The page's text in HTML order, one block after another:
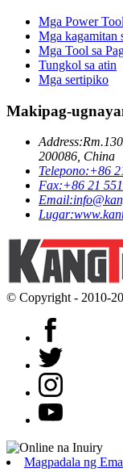
Mga Power Tool
Mga kagamitan
Mga Tool sa
Tungkol sa atin
Mga sertipiko
Makipag-
Address:
200086, China
Telepono:+86
Fax:+86 21
Email:
Lugar:
© Copyright - 2010-
Magpadala ng